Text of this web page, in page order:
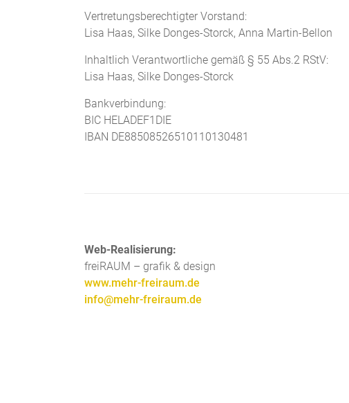
Vertretungsberechtigter Vorstand:
Lisa Haas, Silke Donges-Storck, Anna Martin-Bellon
Inhaltlich Verantwortliche gemäß § 55 Abs.2 RStV:
Lisa Haas, Silke Donges-Storck
Bankverbindung:
BIC HELADEF1DIE
IBAN DE88508526510110130481
Web-Realisierung:
freiRAUM – grafik & design
www.mehr-freiraum.de
info@mehr-freiraum.de